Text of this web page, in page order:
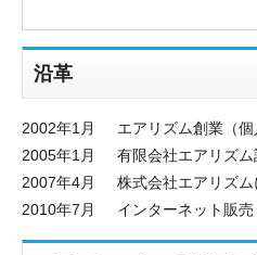
沿革
2002年1月
エアリズム創業（個
2005年1月
有限会社エアリズム
2007年4月
株式会社エアリズ
2010年7月
インターネット販